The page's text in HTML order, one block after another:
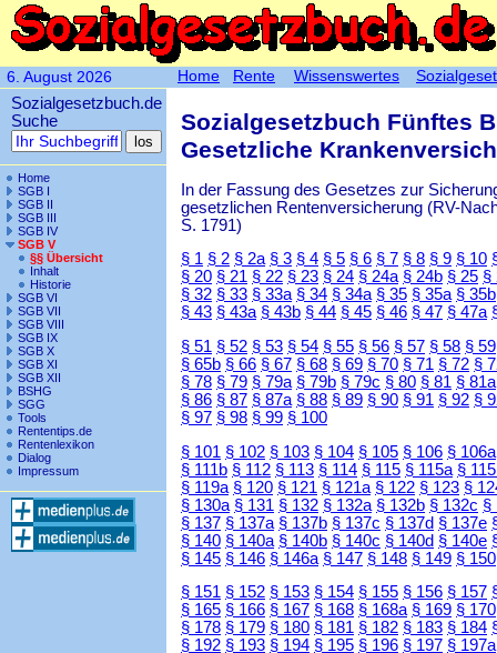
6. August 2026
Sozialgesetzbuch.de
Suche
Home
SGB I
SGB II
SGB III
SGB IV
SGB V
§§ Übersicht
Inhalt
Historie
SGB VI
SGB VII
SGB VIII
SGB IX
SGB X
SGB XI
SGB XII
BSHG
SGG
Tools
Rententips.de
Rentenlexikon
Dialog
Impressum
Sozialgesetzbuch Fünftes
Gesetzliche
In der Fassung des Gesetzes zur
gesetzlichen Rentenversicherung (RV-
S. 1791)
§ 1 § 2 § 2a § 3 § 4 § 5 § 6 § 7 § 8 § 9 § 10
§ 20 § 21 § 22 § 23 § 24 § 24a § 24b § 25 §
§ 32 § 33 § 33a § 34 § 34a § 35 § 35a § 35b
§ 43 § 43a § 43b § 44 § 45 § 46 § 47 § 47a
§ 51 § 52 § 53 § 54 § 55 § 56 § 57 § 58 § 59
§ 65b § 66 § 67 § 68 § 69 § 70 § 71 § 72 §
§ 78 § 79 § 79a § 79b § 79c § 80 § 81 § 81a
§ 86 § 87 § 87a § 88 § 89 § 90 § 91 § 92 §
§ 97 § 98 § 99 § 100
§ 101 § 102 § 103 § 104 § 105 § 106 § 106a
§ 111b § 112 § 113 § 114 § 115 § 115a §
§ 119a § 120 § 121 § 121a § 122 § 123 §
§ 130a § 131 § 132 § 132a § 132b § 132c §
§ 137 § 137a § 137b § 137c § 137d § 137e
§ 140 § 140a § 140b § 140c § 140d § 140e
§ 145 § 146 § 146a § 147 § 148 § 149 § 150
§ 151 § 152 § 153 § 154 § 155 § 156 § 157
§ 165 § 166 § 167 § 168 § 168a § 169 § 170
§ 178 § 179 § 180 § 181 § 182 § 183 § 184
§ 192 § 193 § 194 § 195 § 196 § 197 § 197a
Home Rente Wissenswertes